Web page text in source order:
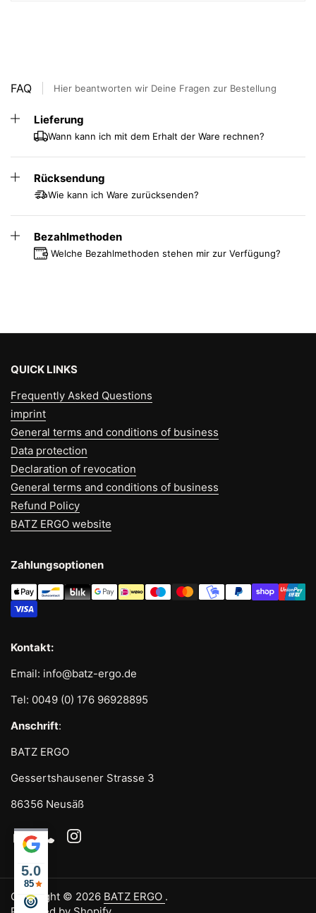
verzerrungsfreie Vergrößerung
Qualitätskontrolle
Fazit: Perfekte Beleuchtung für
anspruchsvolle Sehaufgaben
Die RLL MASTER LED-Lupenleuchte vereint hochwertige
Optik, leistungsstarke LED-Technologie und flexible
Einstellmöglichkeiten. Mit ihrer präzisen Ausleuchtung und
individuell anpassbaren Lichtsteuerung ist sie die ideale
Lösung für professionelle Anwender, die eine zuverlässige
FAQ Hier beantworten wir Deine Fragen zur Bestellung
Lieferung
Wann kann ich mit dem Erhalt der Ware rechnen?
Rücksendung
Wie kann ich Ware zurücksenden?
Bezahlmethoden
Welche Bezahlmethoden stehen mir zur Verfügung?
QUICK LINKS
Frequently Asked Questions
imprint
General terms and conditions of business
Data protection
Declaration of revocation
General terms and conditions of business
Refund Policy
BATZ ERGO website
Zahlungsoptionen
Kontakt:
Email: info@batz-ergo.de
Tel: 0049 (0) 176 96928895
Anschrift:
BATZ ERGO
Gessertshausener Strasse 3
86356 Neusäß
Email PhoneInstagram
Copyright © 2026 BATZ ERGO .
5.0
85